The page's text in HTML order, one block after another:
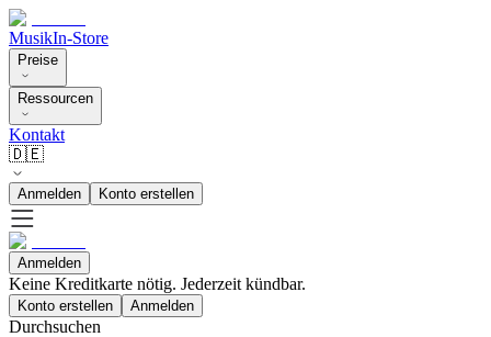
MusikIn-Store
Preise
Ressourcen
Kontakt
🇩🇪
Anmelden Konto erstellen
Anmelden
Keine Kreditkarte nötig. Jederzeit kündbar.
Konto erstellen Anmelden
Durchsuchen